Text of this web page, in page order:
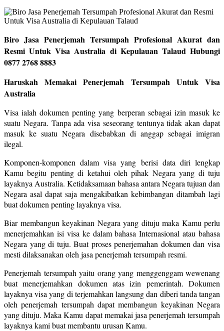
Biro Jasa Penerjemah Tersumpah Profesional Akurat dan
Resmi Untuk Visa Australia di Kepulauan Talaud Hubungi
0877 2768 8883
Haruskah Memakai Penerjemah Tersumpah Untuk Visa
Australia
Visa ialah dokumen penting yang berperan sebagai izin masuk ke
suatu Negara. Tanpa ada visa seseorang tentunya tidak akan dapat
masuk ke suatu Negara disebabkan di anggap sebagai imigran
ilegal.
Komponen-komponen dalam visa yang berisi data diri lengkap
Kamu begitu penting di ketahui oleh pihak Negara yang di tuju
layaknya Australia. Ketidaksamaan bahasa antara Negara tujuan dan
Negara asal dapat saja mengakibatkan kebimbangan ditambah lagi
buat dokumen penting layaknya visa.
Biar membangun keyakinan Negara yang dituju maka Kamu perlu
menerjemahkan isi visa ke dalam bahasa Internasional atau bahasa
Negara yang di tuju. Buat proses penerjemahan dokumen dan visa
mesti dilaksanakan oleh jasa penerjemah tersumpah resmi.
Penerjemah tersumpah yaitu orang yang menggenggam wewenang
buat menerjemahkan dokumen atas izin pemerintah. Dokumen
layaknya visa yang di terjemahkan langsung dan diberi tanda tangan
oleh penerjemah tersumpah dapat membangun keyakinan Negara
yang dituju. Maka Kamu dapat memakai jasa penerjemah tersumpah
layaknya kami buat membantu urusan Kamu.